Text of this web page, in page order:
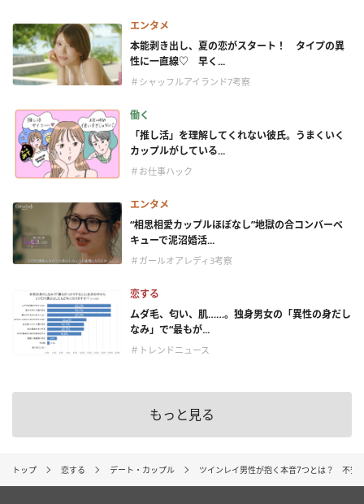
エンタメ
本能剥き出し、夏の恋がスタート！ タイプの異
性に一直線♡ 早く...
＃シャッフルアイランド7考察
働く
「推し活」を理解してくれない彼氏。うまくいく
カップルがしている...
＃お仕事ハック
エンタメ
“相思相愛カップルほぼなし”地獄の合コンバーベ
キューで泥沼婚活...
＃ガールオアレディ3考察
恋する
ムダ毛、匂い、肌……。独身男女の「異性の身だし
なみ」で“最もが...
＃トレンドニュース
もっと見る
トップ 恋する デート・カップル ツインレイ男性が抱く本音7つとは？ 不安